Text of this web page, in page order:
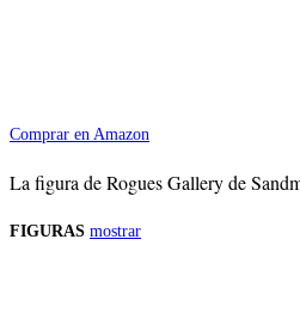
Comprar en Amazon
La figura de Rogues Gallery de
FIGURAS mostrar